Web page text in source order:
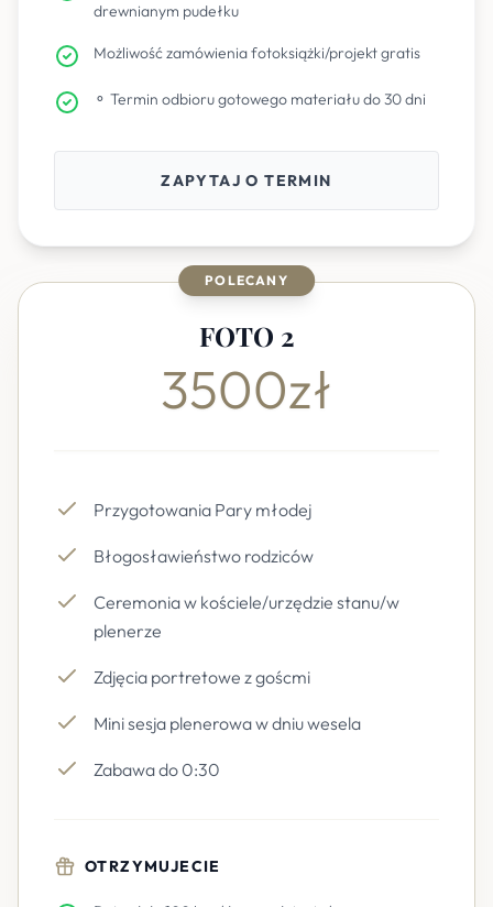
drewnianym pudełku
Możliwość zamówienia fotoksiążki/projekt gratis
⚬ Termin odbioru gotowego materiału do 30 dni
ZAPYTAJ O TERMIN
POLECANY
FOTO 2
3500zł
Przygotowania Pary młodej
Błogosławieństwo rodziców
Ceremonia w kościele/urzędzie stanu/w
plenerze
Zdjęcia portretowe z goścmi
Mini sesja plenerowa w dniu wesela
Zabawa do 0:30
OTRZYMUJECIE